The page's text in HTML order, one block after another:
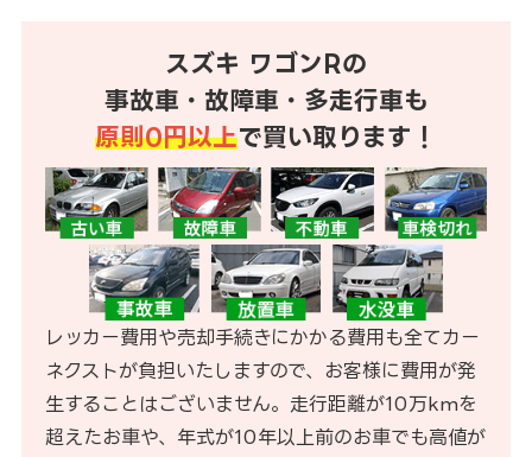
スズキ ワゴンRの
事故車・故障車・多走行車も
原則0円以上で買い取ります！
レッカー費用や売却手続きにかかる費用も全てカー
ネクストが負担いたしますので、お客様に費用が発
生することはございません。走行距離が10万kmを
超えたお車や、年式が10年以上前のお車でも高値が